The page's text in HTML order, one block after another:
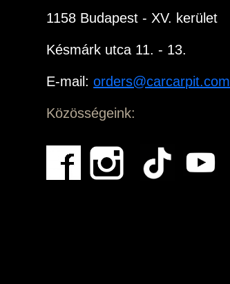
1158 Budapest - XV. kerület
Késmárk utca 11. - 13.
E-mail:orders@carcarpit.com
Közösségeink: